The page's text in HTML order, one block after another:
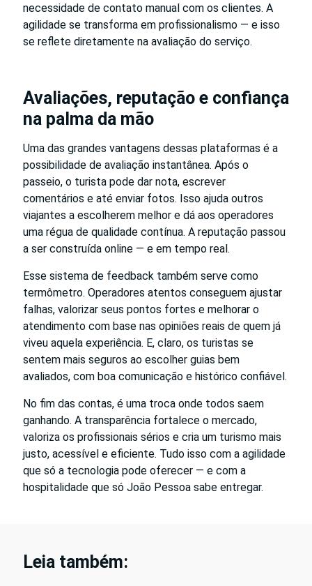
necessidade de contato manual com os clientes. A
agilidade se transforma em profissionalismo — e isso
se reflete diretamente na avaliação do serviço.
Avaliações, reputação e confiança
na palma da mão
Uma das grandes vantagens dessas plataformas é a
possibilidade de avaliação instantânea. Após o
passeio, o turista pode dar nota, escrever
comentários e até enviar fotos. Isso ajuda outros
viajantes a escolherem melhor e dá aos operadores
uma régua de qualidade contínua. A reputação passou
a ser construída online — e em tempo real.
Esse sistema de feedback também serve como
termômetro. Operadores atentos conseguem ajustar
falhas, valorizar seus pontos fortes e melhorar o
atendimento com base nas opiniões reais de quem já
viveu aquela experiência. E, claro, os turistas se
sentem mais seguros ao escolher guias bem
avaliados, com boa comunicação e histórico confiável.
No fim das contas, é uma troca onde todos saem
ganhando. A transparência fortalece o mercado,
valoriza os profissionais sérios e cria um turismo mais
justo, acessível e eficiente. Tudo isso com a agilidade
que só a tecnologia pode oferecer — e com a
hospitalidade que só João Pessoa sabe entregar.
Leia também: